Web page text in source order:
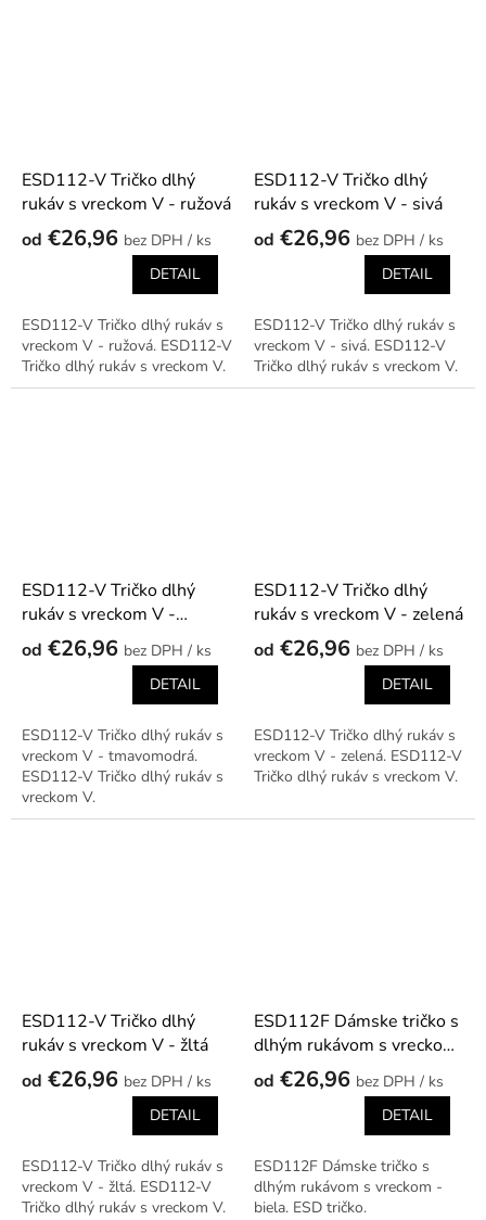
ESD112-V Tričko dlhý
rukáv s vreckom V - ružová
od €26,96
/ ks
DETAIL
ESD112-V Tričko dlhý rukáv s
vreckom V - ružová. ESD112-V
Tričko dlhý rukáv s vreckom V.
ESD112-V Tričko dlhý
rukáv s vreckom V - sivá
od €26,96
/ ks
DETAIL
ESD112-V Tričko dlhý rukáv s
vreckom V - sivá. ESD112-V
Tričko dlhý rukáv s vreckom V.
ESD112-V Tričko dlhý
rukáv s vreckom V -
tmavomodrá
od €26,96
/ ks
DETAIL
ESD112-V Tričko dlhý rukáv s
vreckom V - tmavomodrá.
ESD112-V Tričko dlhý rukáv s
vreckom V.
ESD112-V Tričko dlhý
rukáv s vreckom V - zelená
od €26,96
/ ks
DETAIL
ESD112-V Tričko dlhý rukáv s
vreckom V - zelená. ESD112-V
Tričko dlhý rukáv s vreckom V.
ESD112-V Tričko dlhý
rukáv s vreckom V - žltá
od €26,96
/ ks
DETAIL
ESD112-V Tričko dlhý rukáv s
vreckom V - žltá. ESD112-V
Tričko dlhý rukáv s vreckom V.
ESD112F Dámske tričko s
dlhým rukávom s vreckom
- biela
od €26,96
/ ks
DETAIL
ESD112F Dámske tričko s
dlhým rukávom s vreckom -
biela. ESD tričko.